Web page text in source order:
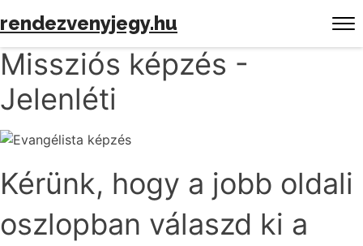
rendezvenyjegy.hu
Missziós képzés -
Jelenléti
Kérünk, hogy a jobb oldali
oszlopban válaszd ki a